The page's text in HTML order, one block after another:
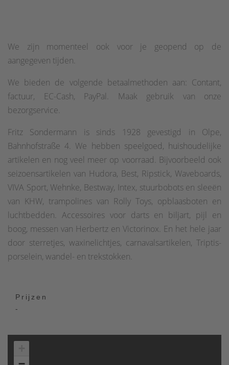
We zijn momenteel ook voor je geopend op de
aangegeven tijden.
We bieden de volgende betaalmethoden aan: Contant,
factuur, EC-Cash, PayPal. Maak gebruik van onze
bezorgservice.
Fritz Sondermann is sinds 1928 gevestigd in Olpe,
Bahnhofstraße 4. We hebben speelgoed, huishoudelijke
artikelen en nog veel meer op voorraad. Bijvoorbeeld ook
seizoensartikelen van Hudora, Best, Ripstick, Waveboards,
VIVA Sport, Wehnke, Bestway, Intex, stuurbobots en sleeën
van KHW, trampolines van Rolly Toys, opblaasboten en
luchtbedden. Accessoires voor darts en biljart, pijl en
boog, messen van Herbertz en Victorinox. En het hele jaar
door sterretjes, waxinelichtjes, carnavalsartikelen, Triptis-
porselein, wandel- en trekstokken.
Prijzen
-